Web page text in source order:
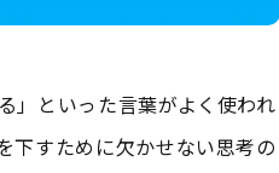
」といった言葉がよく使われ
下すために欠かせない思考の